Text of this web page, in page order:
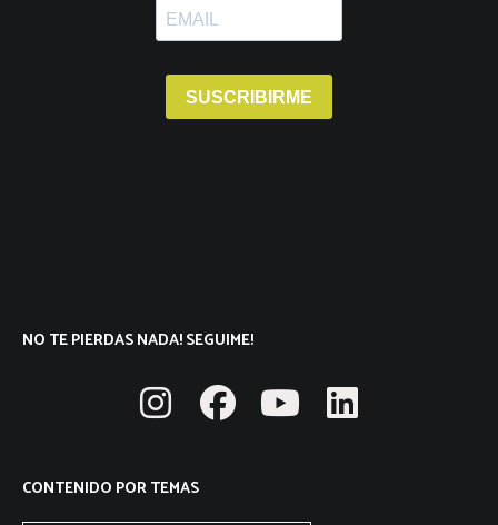
NO TE PIERDAS NADA! SEGUIME!
CONTENIDO POR TEMAS